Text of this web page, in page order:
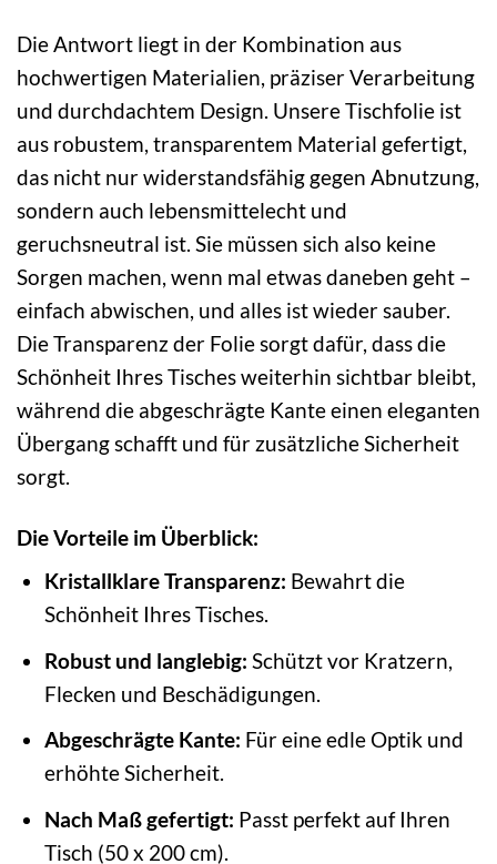
Die Antwort liegt in der Kombination aus
hochwertigen Materialien, präziser Verarbeitung
und durchdachtem Design. Unsere Tischfolie ist
aus robustem, transparentem Material gefertigt,
das nicht nur widerstandsfähig gegen Abnutzung,
sondern auch lebensmittelecht und
geruchsneutral ist. Sie müssen sich also keine
Sorgen machen, wenn mal etwas daneben geht –
einfach abwischen, und alles ist wieder sauber.
Die Transparenz der Folie sorgt dafür, dass die
Schönheit Ihres Tisches weiterhin sichtbar bleibt,
während die abgeschrägte Kante einen eleganten
Übergang schafft und für zusätzliche Sicherheit
sorgt.
Die Vorteile im Überblick:
Kristallklare Transparenz: Bewahrt die
Schönheit Ihres Tisches.
Robust und langlebig: Schützt vor Kratzern,
Flecken und Beschädigungen.
Abgeschrägte Kante: Für eine edle Optik und
erhöhte Sicherheit.
Nach Maß gefertigt: Passt perfekt auf Ihren
Tisch (50 x 200 cm).